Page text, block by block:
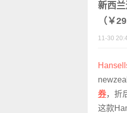
新西
（￥
11-30
券，折
这款